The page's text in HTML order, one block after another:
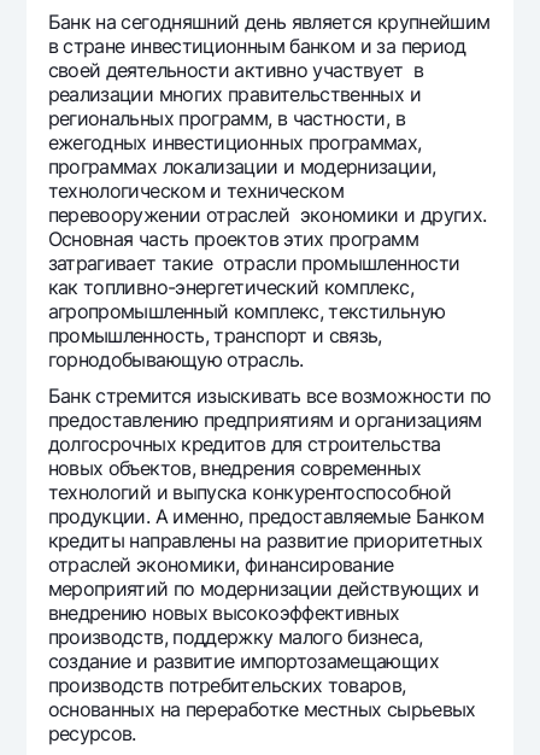
Банк на сегодняшний день является крупнейшим
в стране инвестиционным банком и за период
своей деятельности активно участвует в
реализации многих правительственных и
региональных программ, в частности, в
ежегодных инвестиционных программах,
программах локализации и модернизации,
технологическом и техническом
перевооружении отраслей экономики и других.
Основная часть проектов этих программ
затрагивает такие отрасли промышленности
как топливно-энергетический комплекс,
агропромышленный комплекс, текстильную
промышленность, транспорт и связь,
горнодобывающую отрасль.
Банк стремится изыскивать все возможности по
предоставлению предприятиям и организациям
долгосрочных кредитов для строительства
новых объектов, внедрения современных
технологий и выпуска конкурентоспособной
продукции. А именно, предоставляемые Банком
кредиты направлены на развитие приоритетных
отраслей экономики, финансирование
мероприятий по модернизации действующих и
внедрению новых высокоэффективных
производств, поддержку малого бизнеса,
создание и развитие импортозамещающих
производств потребительских товаров,
основанных на переработке местных сырьевых
ресурсов.